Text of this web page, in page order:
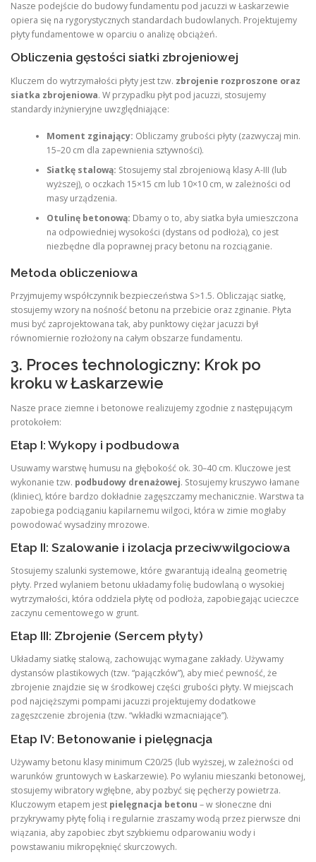
Nasze podejście do budowy fundamentu pod jacuzzi w Łaskarzewie
opiera się na rygorystycznych standardach budowlanych. Projektujemy
płyty fundamentowe w oparciu o analizę obciążeń.
Obliczenia gęstości siatki zbrojeniowej
Kluczem do wytrzymałości płyty jest tzw. zbrojenie rozproszone oraz
siatka zbrojeniowa. W przypadku płyt pod jacuzzi, stosujemy
standardy inżynieryjne uwzględniające:
Moment zginający: Obliczamy grubości płyty (zazwyczaj min.
15–20 cm dla zapewnienia sztywności).
Siatkę stalową: Stosujemy stal zbrojeniową klasy A-III (lub
wyższej), o oczkach 15×15 cm lub 10×10 cm, w zależności od
masy urządzenia.
Otulinę betonową: Dbamy o to, aby siatka była umieszczona
na odpowiedniej wysokości (dystans od podłoża), co jest
niezbędne dla poprawnej pracy betonu na rozciąganie.
Metoda obliczeniowa
Przyjmujemy współczynnik bezpieczeństwa S>1.5. Obliczając siatkę,
stosujemy wzory na nośność betonu na przebicie oraz zginanie. Płyta
musi być zaprojektowana tak, aby punktowy ciężar jacuzzi był
równomiernie rozłożony na całym obszarze fundamentu.
3. Proces technologiczny: Krok po
kroku w Łaskarzewie
Nasze prace ziemne i betonowe realizujemy zgodnie z następującym
protokołem:
Etap I: Wykopy i podbudowa
Usuwamy warstwę humusu na głębokość ok. 30–40 cm. Kluczowe jest
wykonanie tzw. podbudowy drenażowej. Stosujemy kruszywo łamane
(kliniec), które bardzo dokładnie zagęszczamy mechanicznie. Warstwa ta
zapobiega podciąganiu kapilarnemu wilgoci, która w zimie mogłaby
powodować wysadziny mrozowe.
Etap II: Szalowanie i izolacja przeciwwilgociowa
Stosujemy szalunki systemowe, które gwarantują idealną geometrię
płyty. Przed wylaniem betonu układamy folię budowlaną o wysokiej
wytrzymałości, która oddziela płytę od podłoża, zapobiegając ucieczce
zaczynu cementowego w grunt.
Etap III: Zbrojenie (Sercem płyty)
Układamy siatkę stalową, zachowując wymagane zakłady. Używamy
dystansów plastikowych (tzw. “pajączków”), aby mieć pewność, że
zbrojenie znajdzie się w środkowej części grubości płyty. W miejscach
pod najcięższymi pompami jacuzzi projektujemy dodatkowe
zagęszczenie zbrojenia (tzw. “wkładki wzmacniające”).
Etap IV: Betonowanie i pielęgnacja
Używamy betonu klasy minimum C20/25 (lub wyższej, w zależności od
warunków gruntowych w Łaskarzewie). Po wylaniu mieszanki betonowej,
stosujemy wibratory wgłębne, aby pozbyć się pęcherzy powietrza.
Kluczowym etapem jest pielęgnacja betonu – w słoneczne dni
przykrywamy płytę folią i regularnie zraszamy wodą przez pierwsze dni
wiązania, aby zapobiec zbyt szybkiemu odparowaniu wody i
powstawaniu mikropęknięć skurczowych.